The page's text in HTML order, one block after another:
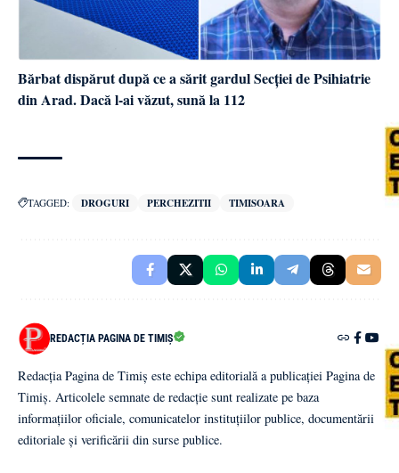
Bărbat dispărut după ce a sărit gardul Secției de Psihiatrie
din Arad. Dacă l-ai văzut, sună la 112
TAGGED: DROGURI PERCHEZITII TIMISOARA
REDACȚIA PAGINA DE TIMIȘ
Redacția Pagina de Timiș este echipa editorială a publicației Pagina de
Timiș. Articolele semnate de redacție sunt realizate pe baza
informațiilor oficiale, comunicatelor instituțiilor publice, documentării
editoriale și verificării din surse publice.